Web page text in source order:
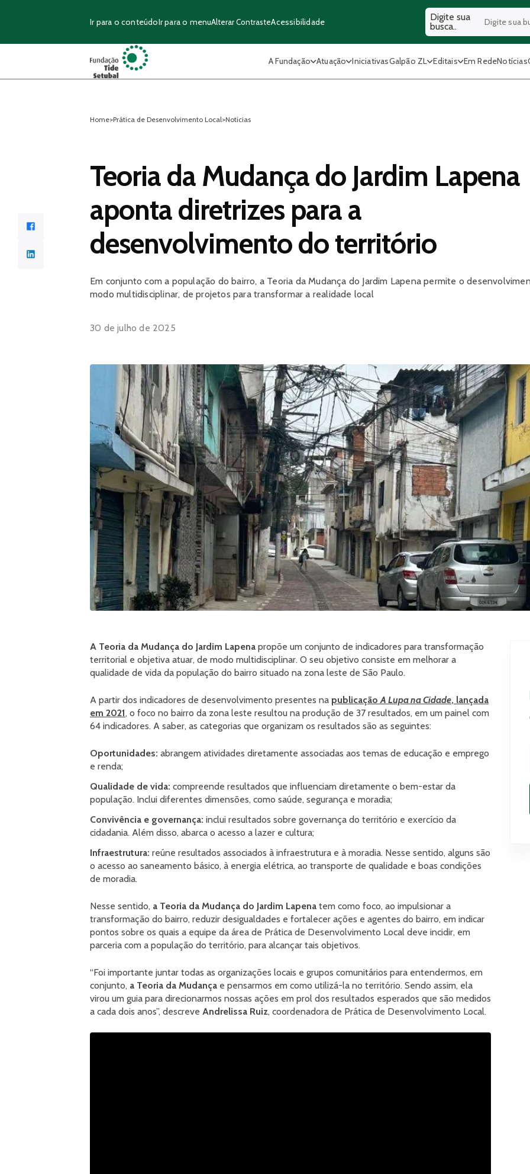
Ir para o conteúdoIr para o menuAlterar ContrasteAcessibilidade
Digite sua
busca..
A Fundação Atuação IniciativasGalpão ZL Editais Em RedeNotícias
Home>Prática de Desenvolvimento Local>Notícias
Teoria da Mudança do Jardim Lapena
aponta diretrizes para a
desenvolvimento do território
Em conjunto com a população do bairro, a Teoria da Mudança do Jardim Lapena permite o
modo multidisciplinar, de projetos para transformar a realidade local
30 de julho de 2025
A Teoria da Mudança do Jardim Lapena propõe um conjunto de indicadores para transformação
territorial e objetiva atuar, de modo multidisciplinar. O seu objetivo consiste em melhorar a
qualidade de vida da população do bairro situado na zona leste de São Paulo.
A partir dos indicadores de desenvolvimento presentes na publicaçãoA Lupa na Cidade, lançada
em 2021, o foco no bairro da zona leste resultou na produção de 37 resultados, em um painel com
64 indicadores. A saber, as categorias que organizam os resultados são as seguintes:
Oportunidades: abrangem atividades diretamente associadas aos temas de educação e emprego
e renda;
Qualidade de vida: compreende resultados que influenciam diretamente o bem-estar da
população. Inclui diferentes dimensões, como saúde, segurança e moradia;
Convivência e governança: inclui resultados sobre governança do território e exercício da
cidadania. Além disso, abarca o acesso a lazer e cultura;
Infraestrutura: reúne resultados associados à infraestrutura e à moradia. Nesse sentido, alguns são
o acesso ao saneamento básico, à energia elétrica, ao transporte de qualidade e boas condições
de moradia.
Nesse sentido, a Teoria da Mudança do Jardim Lapena tem como foco, ao impulsionar a
transformação do bairro, reduzir desigualdades e fortalecer ações e agentes do bairro, em indicar
pontos sobre os quais a equipe da área de Prática de Desenvolvimento Local deve incidir, em
parceria com a população do território, para alcançar tais objetivos.
“Foi importante juntar todas as organizações locais e grupos comunitários para entendermos, em
conjunto, a Teoria da Mudança e pensarmos em como utilizá-la no território. Sendo assim, ela
virou um guia para direcionarmos nossas ações em prol dos resultados esperados que são medidos
a cada dois anos”, descreve Andrelissa Ruiz, coordenadora de Prática de Desenvolvimento Local.